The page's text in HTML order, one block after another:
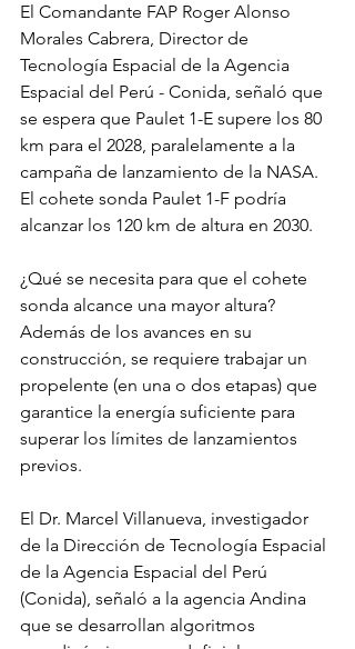
El Comandante FAP Roger Alonso
Morales Cabrera, Director de
Tecnología Espacial de la Agencia
Espacial del Perú - Conida, señaló que
se espera que Paulet 1-E supere los 80
km para el 2028, paralelamente a la
campaña de lanzamiento de la NASA.
El cohete sonda Paulet 1-F podría
alcanzar los 120 km de altura en 2030.
¿Qué se necesita para que el cohete
sonda alcance una mayor altura?
Además de los avances en su
construcción, se requiere trabajar un
propelente (en una o dos etapas) que
garantice la energía suficiente para
superar los límites de lanzamientos
previos.
El Dr. Marcel Villanueva, investigador
de la Dirección de Tecnología Espacial
de la Agencia Espacial del Perú
(Conida), señaló a la agencia Andina
que se desarrollan algoritmos